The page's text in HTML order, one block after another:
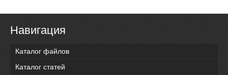
Навигация
Каталог файлов
Каталог статей